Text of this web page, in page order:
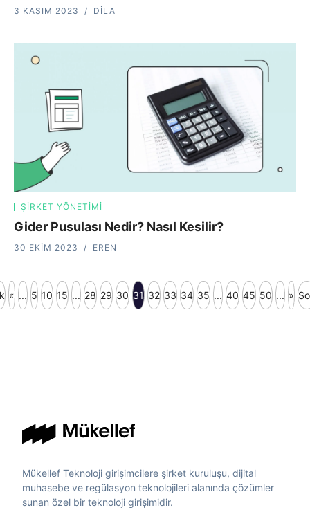
3 KASIM 2023 DILA
ŞIRKET YÖNETIMI
Gider Pusulası Nedir? Nasıl Kesilir?
30 EKIM 2023 EREN
« ... 5 10 15 ... 28 29 30 31 32 33 34 35 ... 40 45 50 ... »
Mükellef Teknoloji girişimcilere şirket kuruluşu, dijital
muhasebe ve regülasyon teknolojileri alanında çözümler
sunan özel bir teknoloji girişimidir.